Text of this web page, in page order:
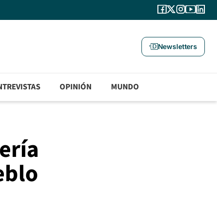
Newsletters
OPINIÓN MUNDO